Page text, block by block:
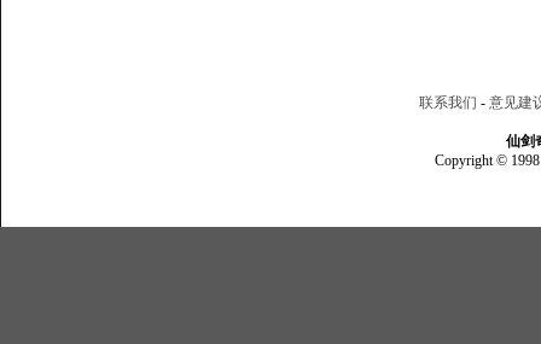
联系我们 - 意见建
仙剑
Copyright © 1998